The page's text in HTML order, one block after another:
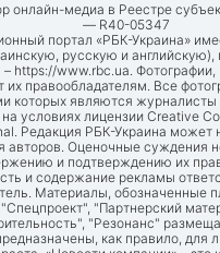
онлайн-медиа в Реестре
— R40-05347
портал «РБК-Украина»
русскую и английскую),
– https://www.rbc.ua.
их правообладателям. Все
которых являются журналисты
условиях лицензии Creative
Редакция РБК-Украина может
авторов. Оценочные суждения
и подтверждению их
и содержание рекламы
Материалы, обозначенные
"Партнерский
"Резонанс"
как правило, для